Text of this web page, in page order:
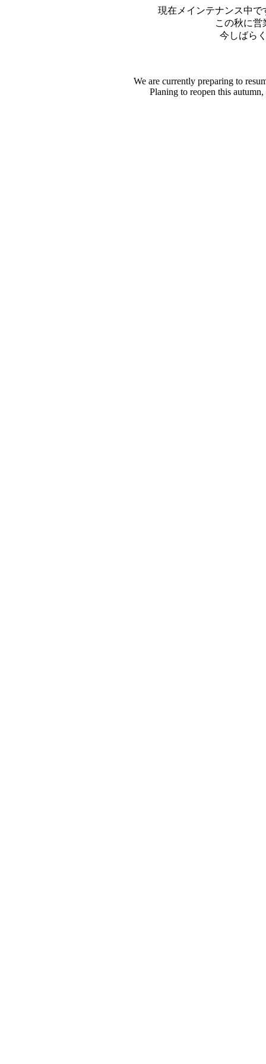
現在メインテナンス中
この秋に営
今しばら
We are currently preparing to
Planing to reopen this